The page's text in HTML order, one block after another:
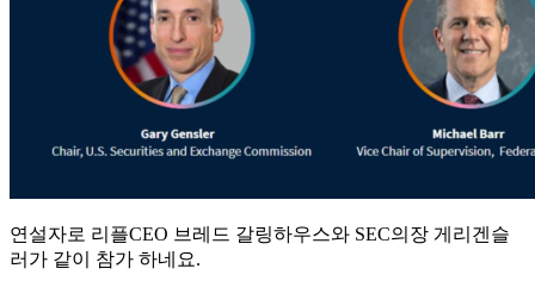
연설자로 리플CEO 브레드 갈링하우스와 SEC의장 게리겐슬
러가 같이 참가 하네요.